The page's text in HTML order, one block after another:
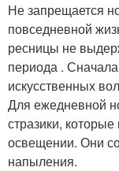
Не запрещается
повседневной
ресницы не
периода .
искусственных
Для ежедневной
стразики,
освещении. Они
напыления.